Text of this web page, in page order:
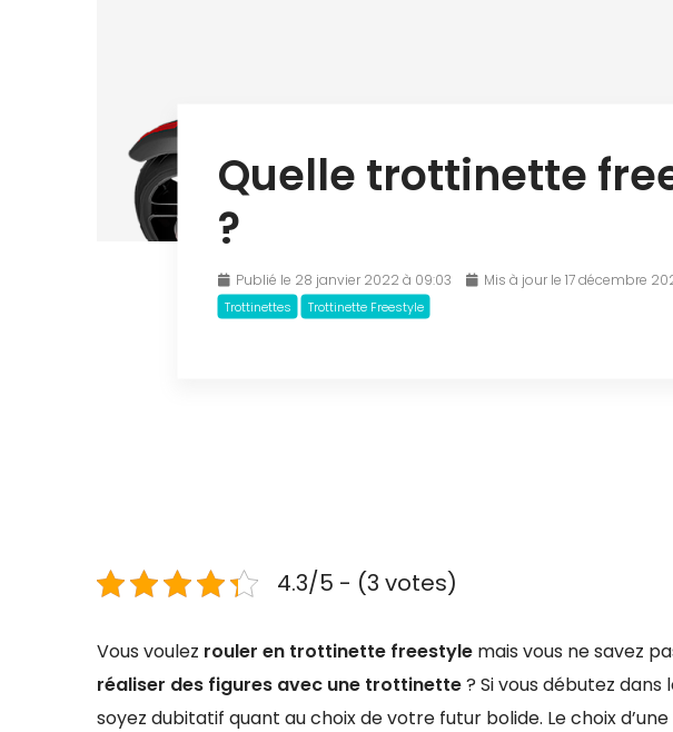
Quelle trottinette
?
Publié le 28 janvier 2022 à 09:03 Mis à jour le 17 décembre
Trottinettes Trottinette Freestyle
4.3/5 - (3 votes)
Vous voulez rouler en trottinette freestyle mais vous ne savez
réaliser des figures avec une trottinette? Si vous débutez
soyez dubitatif quant au choix de votre futur bolide. Le choix